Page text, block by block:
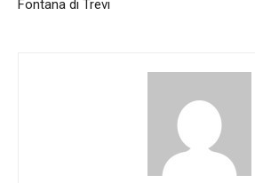
Fontana di Trevi